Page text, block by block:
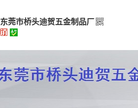
东莞市桥头迪贺五金制品厂
东莞市桥头迪贺五金制品厂
高级版